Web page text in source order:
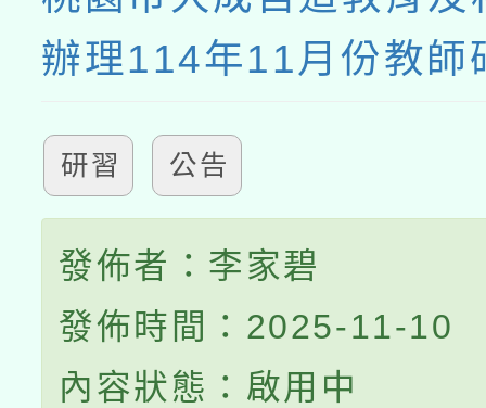
辦理114年11月份教師
研習 公告
發佈者：李家碧
發佈時間：2025-11-10
內容狀態：啟用中